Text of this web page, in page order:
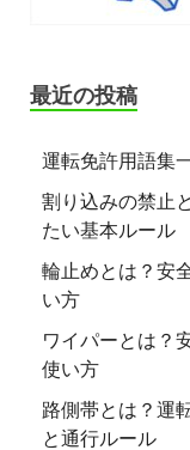
最近の投稿
運転免許用語集
割り込みの禁止
たい基本ルール
輪止めとは？安
い方
ワイパーとは？
使い方
路側帯とは？運
と通行ルール